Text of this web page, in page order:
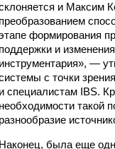
и Максим
преобразованием
формирования
поддержки и
инструментария», —
с точки
и специалистам IBS.
необходимости такой
разнообразие
Наконец, была еще